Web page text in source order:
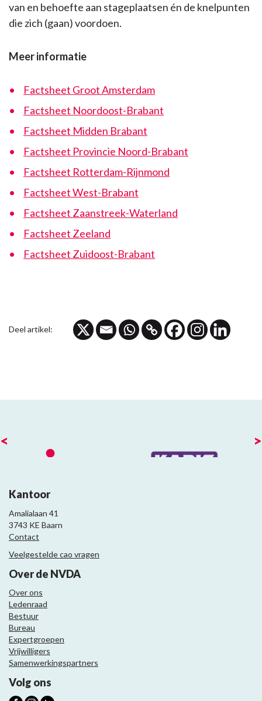
van en behoefte aan stageplaatsen én de knelpunten
die zich (gaan) voordoen.
Meer informatie
Factsheet Groot Amsterdam
Factsheet Noordoost-Brabant
Factsheet Midden Brabant
Factsheet Provincie Noord-Brabant
Factsheet Rotterdam-Rijnmond
Factsheet West-Brabant
Factsheet Zaanstreek-Waterland
Factsheet Zeeland
Factsheet Zuidoost-Brabant
Deel artikel:
< >
Kantoor
Amalialaan 41
3743 KE Baarn
Contact
Veelgestelde cao vragen
Over de NVDA
Over ons
Ledenraad
Bestuur
Bureau
Expertgroepen
Vrijwilligers
Samenwerkingspartners
Volg ons